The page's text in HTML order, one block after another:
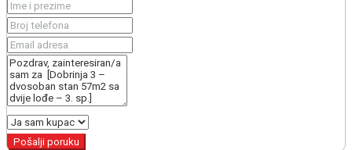
Pošalji poruku